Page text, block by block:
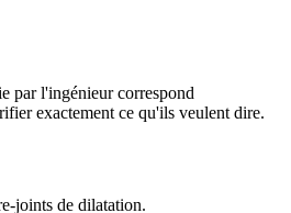
par l'ingénieur correspond
exactement ce qu'ils veulent dire.
joints de dilatation.